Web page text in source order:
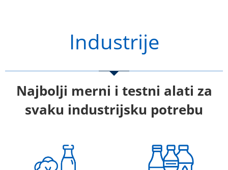
Industrije
Najbolji merni i testni alati za
svaku industrijsku potrebu